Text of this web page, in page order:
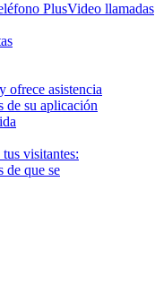
PlusVideo llamadas
ofrece asistencia
de su aplicación
visitantes:
de que se